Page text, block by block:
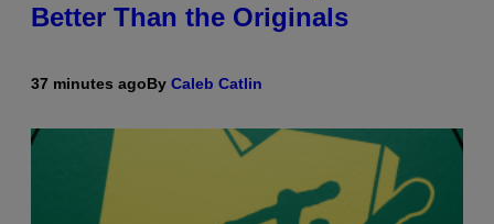
Better Than the Originals
37 minutes agoBy Caleb Catlin